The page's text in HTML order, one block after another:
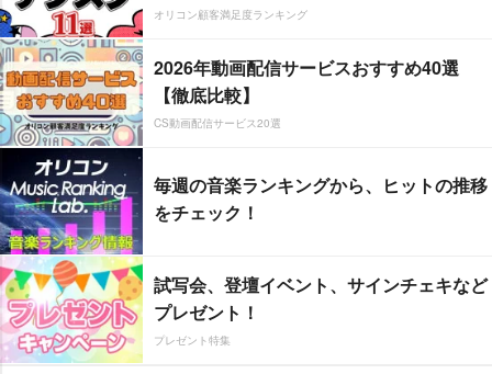
オリコン顧客満足度ランキング
2026年動画配信サービスおすすめ40選
【徹底比較】
CS動画配信サービス20選
毎週の音楽ランキングから、ヒットの推移
をチェック！
試写会、登壇イベント、サインチェキなど
プレゼント！
プレゼント特集